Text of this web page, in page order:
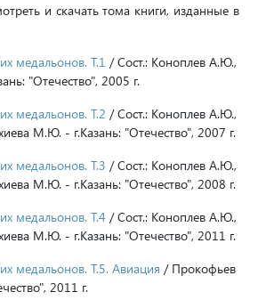
и скачать тома книги, изданные в
медальонов. Т.1 / Сост.: Коноплев А.Ю.,
"Отечество", 2005 г.
медальонов. Т.2 / Сост.: Коноплев А.Ю.,
М.Ю. - г.Казань: "Отечество", 2007 г.
медальонов. Т.3 / Сост.: Коноплев А.Ю.,
М.Ю. - г.Казань: "Отечество", 2008 г.
медальонов. Т.4 / Сост.: Коноплев А.Ю.,
М.Ю. - г.Казань: "Отечество", 2011 г.
медальонов. Т.5. Авиация / Прокофьев
2011 г.